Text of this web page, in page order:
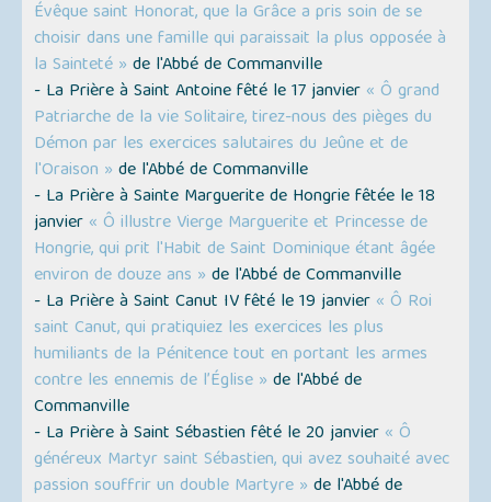
Évêque saint Honorat, que la Grâce a pris soin de se
choisir dans une famille qui paraissait la plus opposée à
la Sainteté » de l'Abbé de Commanville
- La Prière à Saint Antoine fêté le 17 janvier « Ô grand
Patriarche de la vie Solitaire, tirez-nous des pièges du
Démon par les exercices salutaires du Jeûne et de
l'Oraison » de l'Abbé de Commanville
- La Prière à Sainte Marguerite de Hongrie fêtée le 18
janvier « Ô illustre Vierge Marguerite et Princesse de
Hongrie, qui prit l'Habit de Saint Dominique étant âgée
environ de douze ans » de l'Abbé de Commanville
- La Prière à Saint Canut IV fêté le 19 janvier « Ô Roi
saint Canut, qui pratiquiez les exercices les plus
humiliants de la Pénitence tout en portant les armes
contre les ennemis de l’Église » de l'Abbé de
Commanville
- La Prière à Saint Sébastien fêté le 20 janvier « Ô
généreux Martyr saint Sébastien, qui avez souhaité avec
passion souffrir un double Martyre » de l'Abbé de